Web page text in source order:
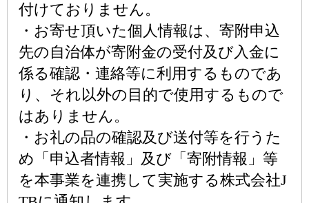
付けておりません。
・お寄せ頂いた個人情報は、寄附申込
先の自治体が寄附金の受付及び入金に
係る確認・連絡等に利用するものであ
り、それ以外の目的で使用するもので
はありません。
・お礼の品の確認及び送付等を行うた
め「申込者情報」及び「寄附情報」等
を本事業を連携して実施する株式会社J